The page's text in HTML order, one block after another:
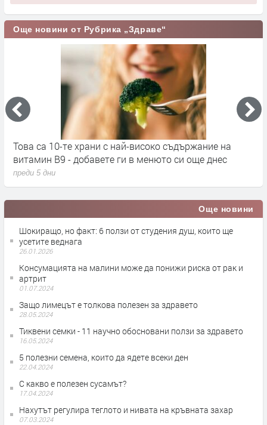
Още новини от Рубрика „Здраве“
Това са 10-те храни с най-високо съдържание на
витамин B9 - добавете ги в менюто си още днес
преди 5 дни
Още новини
Шокиращо, но факт: 6 ползи от студения душ, които ще
усетите веднага
26.01.2026
Консумацията на малини може да понижи риска от рак и
артрит
01.07.2024
Защо лимецът е толкова полезен за здравето
28.05.2024
Тиквени семки - 11 научно обосновани ползи за здравето
16.05.2024
5 полезни семена, които да ядете всеки ден
22.04.2024
С какво е полезен сусамът?
17.04.2024
Нахутът регулира теглото и нивата на кръвната захар
07.03.2024